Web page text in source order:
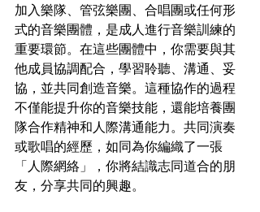
加入樂隊、管弦樂團、合唱團或任何形
式的音樂團體，是成人進行音樂訓練的
重要環節。在這些團體中，你需要與其
他成員協調配合，學習聆聽、溝通、妥
協，並共同創造音樂。這種協作的過程
不僅能提升你的音樂技能，還能培養團
隊合作精神和人際溝通能力。共同演奏
或歌唱的經歷，如同為你編織了一張
「人際網絡」，你將結識志同道合的朋
友，分享共同的興趣。